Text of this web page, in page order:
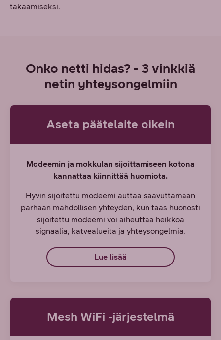
takaamiseksi.
Onko netti hidas? - 3 vinkkiä
netin yhteysongelmiin
Aseta päätelaite oikein
Modeemin ja mokkulan sijoittamiseen kotona
kannattaa kiinnittää huomiota.
Hyvin sijoitettu modeemi auttaa saavuttamaan
parhaan mahdollisen yhteyden, kun taas huonosti
sijoitettu modeemi voi aiheuttaa heikkoa
signaalia, katvealueita ja yhteysongelmia.
Lue lisää
Mesh WiFi -järjestelmä